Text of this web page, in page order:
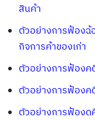
สินค้า
ตัวอย่างการฟ้องฉ้
กิจการค้าของเก่า
ตัวอย่างการฟ้องค
ตัวอย่างการฟ้องค
ตัวอย่างการฟ้องด